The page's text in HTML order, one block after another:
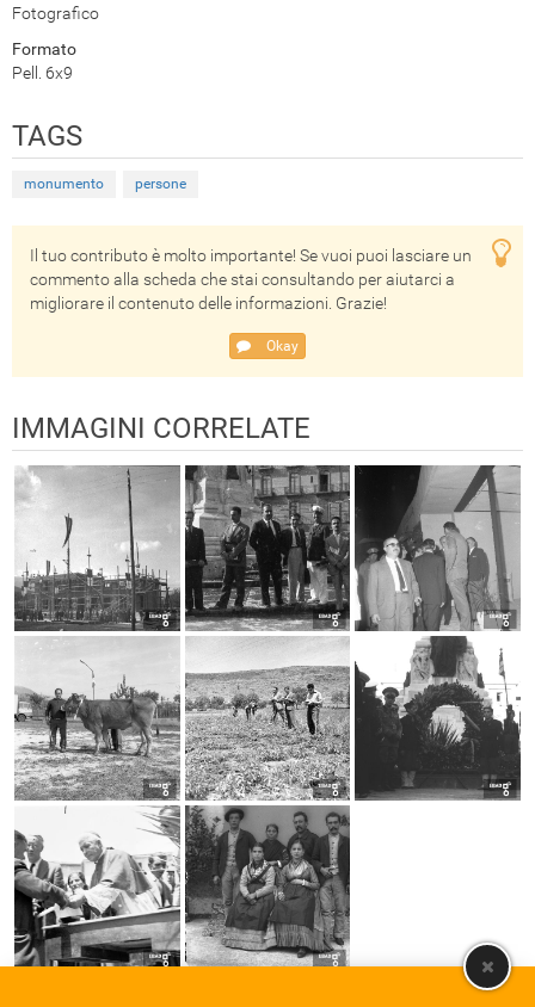
Fotografico
Formato
Pell. 6x9
TAGS
monumento persone
Il tuo contributo è molto importante! Se vuoi puoi lasciare un
commento alla scheda che stai consultando per aiutarci a
migliorare il contenuto delle informazioni. Grazie!
Okay
IMMAGINI CORRELATE